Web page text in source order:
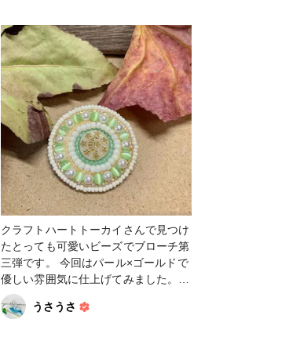
のが以外に時間がかかりました。 光
に当たると綺麗に輝き、ドラゴンブレ
スは見る角度によってグラスストーン
の中に煌めく青色のシアーが見え隠れ
するのがとても綺麗でお気に入りです
(*^^*) #minne #ホワイトオパール #ガ
ラスストーン #指輪 #ヴィンテージ #
ヴィンテージパーツ #貴和製作所
クラフトハートトーカイさんで見つけ
たとっても可愛いビーズでブローチ第
三弾です。 今回はパール×ゴールドで
優しい雰囲気に仕上げてみました。グ
リーンのビーズはキャッツアイです。
見る角度によって表情が変わるので、
うさうさ